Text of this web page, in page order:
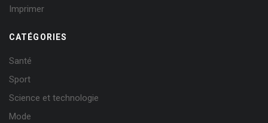
Imprimer
CATÉGORIES
Santé
Sport
Science et technologie
Mode